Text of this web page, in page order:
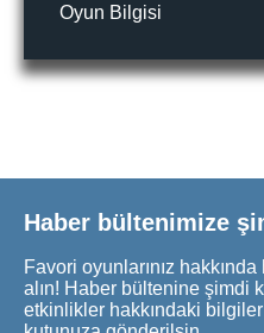
Oyun Bilgisi
Haber bültenimize
Favori oyunlarınız
alın! Haber bültenine şimdi
etkinlikler hakkındaki